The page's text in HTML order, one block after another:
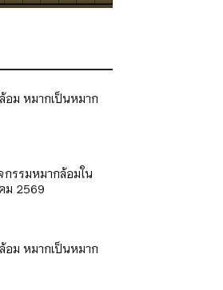
อม หมากเป็นหมาก
กรรมหมากล้อมใน
ม 2569
อม หมากเป็นหมาก